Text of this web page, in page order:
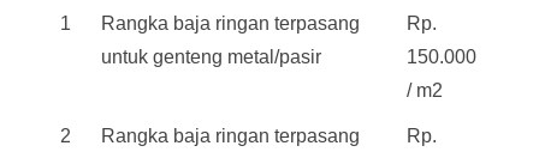
1
Rangka baja ringan terpasang
untuk genteng metal/pasir
Rp.
150.000
/ m2
2
Rangka baja ringan terpasang
Rp.